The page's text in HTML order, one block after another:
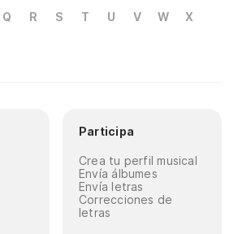
Q R S T U V W
X
Participa
Crea tu perfil musical
Envía álbumes
Envía letras
Correcciones de
letras